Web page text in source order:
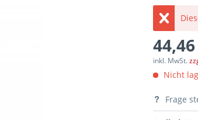
inkl. MwSt.
Nicht
Frage